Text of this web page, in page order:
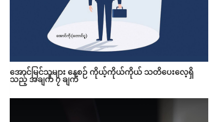
အောင်မြင်သူများ နေ့စဉ် ကိုယ့်ကိုယ်ကိုယ် သတိပေးလေ့ရှိ
သည့် အချက် ၇ ချက်